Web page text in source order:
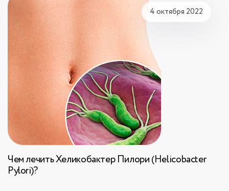
4 октября 2022
Чем лечить Хеликобактер Пилори (Helicobacter
Pylori)?